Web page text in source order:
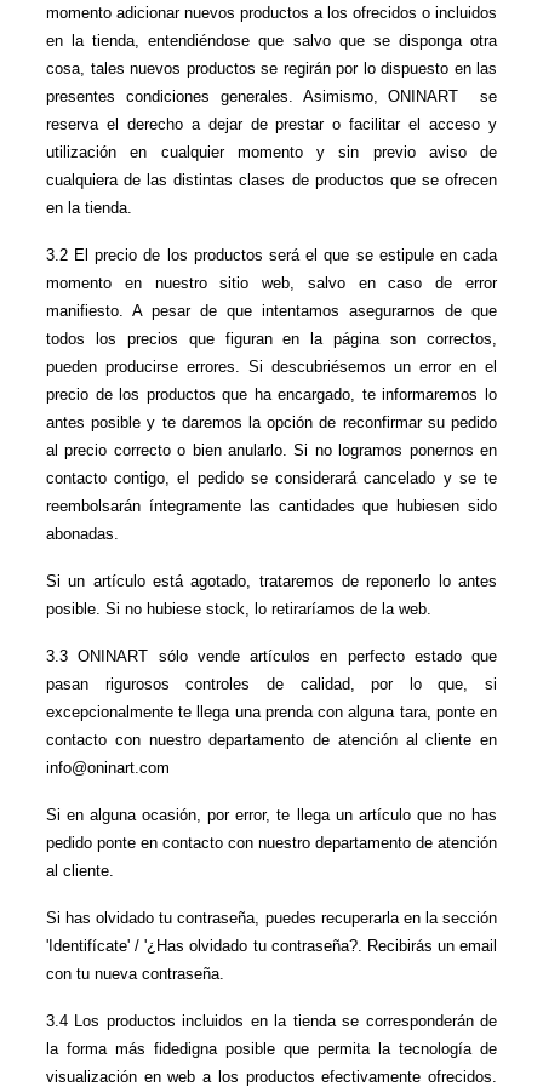
momento adicionar nuevos productos a los ofrecidos o incluidos
en la tienda, entendiéndose que salvo que se disponga otra
cosa, tales nuevos productos se regirán por lo dispuesto en las
presentes condiciones generales. Asimismo, ONINART  se
reserva el derecho a dejar de prestar o facilitar el acceso y
utilización en cualquier momento y sin previo aviso de
cualquiera de las distintas clases de productos que se ofrecen
en la tienda.
3.2 El precio de los productos será el que se estipule en cada
momento en nuestro sitio web, salvo en caso de error
manifiesto. A pesar de que intentamos asegurarnos de que
todos los precios que figuran en la página son correctos,
pueden producirse errores. Si descubriésemos un error en el
precio de los productos que ha encargado, te informaremos lo
antes posible y te daremos la opción de reconfirmar su pedido
al precio correcto o bien anularlo. Si no logramos ponernos en
contacto contigo, el pedido se considerará cancelado y se te
reembolsarán íntegramente las cantidades que hubiesen sido
abonadas.
Si un artículo está agotado, trataremos de reponerlo lo antes
posible. Si no hubiese stock, lo retiraríamos de la web.
3.3 ONINART sólo vende artículos en perfecto estado que
pasan rigurosos controles de calidad, por lo que, si
excepcionalmente te llega una prenda con alguna tara, ponte en
contacto con nuestro departamento de atención al cliente en
info@oninart.com
Si en alguna ocasión, por error, te llega un artículo que no has
pedido ponte en contacto con nuestro departamento de atención
al cliente.
Si has olvidado tu contraseña, puedes recuperarla en la sección
'Identifícate' / '¿Has olvidado tu contraseña?. Recibirás un email
con tu nueva contraseña.
3.4 Los productos incluidos en la tienda se corresponderán de
la forma más fidedigna posible que permita la tecnología de
visualización en web a los productos efectivamente ofrecidos.